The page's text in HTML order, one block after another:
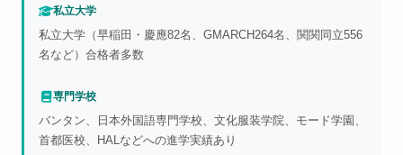
私立大学
私立大学（早稲田・慶應82名、GMARCH264名、関関同立556
名など）合格者多数
専門学校
バンタン、日本外国語専門学校、文化服装学院、モード学園、
首都医校、HALなどへの進学実績あり